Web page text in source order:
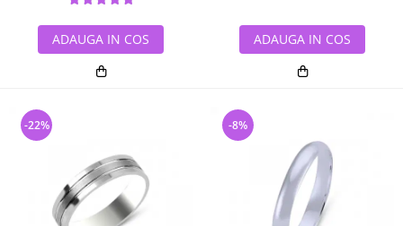
ADAUGA IN COS ADAUGA IN COS
-22% -8%